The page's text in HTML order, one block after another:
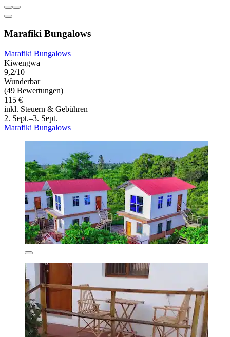
Marafiki Bungalows
Marafiki Bungalows
Kiwengwa
9,2/10
Wunderbar
(49 Bewertungen)
115 €
inkl. Steuern & Gebühren
2. Sept.–3. Sept.
Marafiki Bungalows